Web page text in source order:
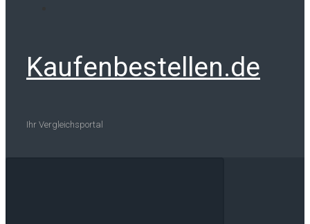
Kaufenbestellen.de
Ihr Vergleichsportal